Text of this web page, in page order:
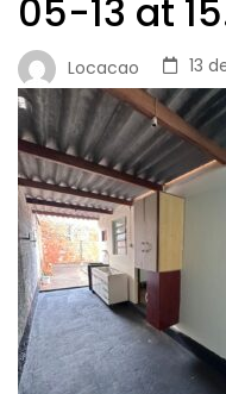
05-13 at
Locacao 13